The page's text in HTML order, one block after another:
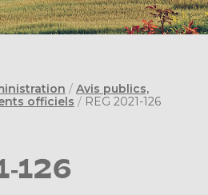
/ Avis publics,
officiels / REG 2021-126
126